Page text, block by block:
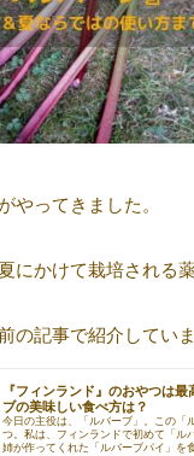
やってきました。
にかけて栽培される
の記事で紹介していま
『フィンランド』のおやつは
ブの美味しい食べ方は？
今日の主役は、「ルバーブ」。この「
つ。私は、フィンランドで初めて「ル
姉が作ってくれた「ルバーブパイ」を